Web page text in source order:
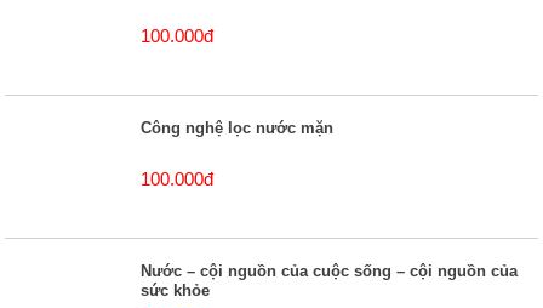
100.000đ
Công nghệ lọc nước mặn
100.000đ
Nước – cội nguồn của cuộc sống – cội nguồn của
sức khỏe